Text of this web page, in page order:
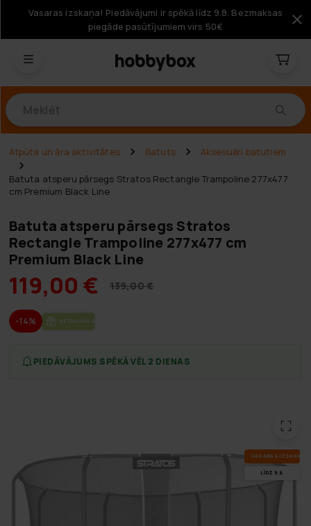
Vasaras izskaņa! Piedāvājumi ir spēkā līdz 9.8. Bezmaksas
piegāde pasūtījumiem virs 50€
Atpūta un āra aktivitātes Batuts Aksesuāri batutiem
Batuta atsperu pārsegs Stratos Rectangle Trampoline 277x477
cm Premium Black Line
Batuta atsperu pārsegs Stratos
Rectangle Trampoline 277x477 cm
Premium Black Line
119,00 € 139,00 €
-14% BEZ­MAK­SAS PIE­GĀ­DE
PIEDĀVĀJUMS SPĒKĀ VĒL 2 DIENAS
VA­SA­RAS IZ­SKA­ŅA
LĪDZ 9.8.